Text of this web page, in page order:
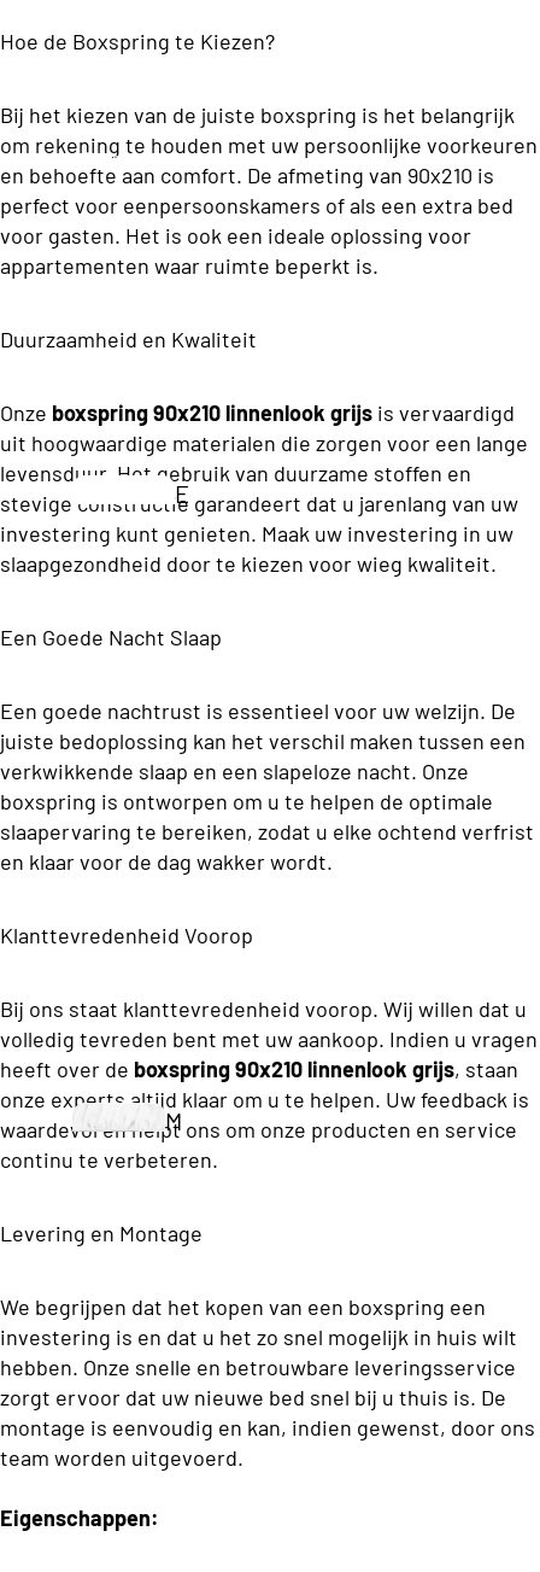
a
d
ii
C
o
ll
c
o
n
W
o
o
st
c
k
C
ol
le
io
P
i
e
r
e
a
r
d
i
e
b
e
d
d
e
tte
nb
od
e
ms
ons
Boxsprin
gs
Twijfel
aar
Boxsp
w
e
e
p
s
o
B
o
x
s
p
ri
s
oons
Budget
Boxsprin
gs
Tweepers
Premium
gs
Elektri
sche
Boxsp
erg
spri
ng
T
w
f
l
a
a
r
O
b
g
B
o
x
s
ri
g
T
w
e
p
r
s
o
o
n
Matrassen
E
e
n
e
s
o
o
s
a
a
s
Twijfe
laar
ersoo
ns
matra
s
trasse
Beddengoed
M
o
o
s
D
e
k
b
Hoe de Boxspring te Kiezen?
Bij het kiezen van de juiste boxspring is het belangrijk
om rekening te houden met uw persoonlijke voorkeuren
en behoefte aan comfort. De afmeting van 90x210 is
perfect voor eenpersoonskamers of als een extra bed
voor gasten. Het is ook een ideale oplossing voor
appartementen waar ruimte beperkt is.
Duurzaamheid en Kwaliteit
Onze boxspring 90x210 linnenlook grijs is vervaardigd
uit hoogwaardige materialen die zorgen voor een lange
levensduur. Het gebruik van duurzame stoffen en
stevige constructie garandeert dat u jarenlang van uw
investering kunt genieten. Maak uw investering in uw
slaapgezondheid door te kiezen voor wieg kwaliteit.
Een Goede Nacht Slaap
Een goede nachtrust is essentieel voor uw welzijn. De
juiste bedoplossing kan het verschil maken tussen een
verkwikkende slaap en een slapeloze nacht. Onze
boxspring is ontworpen om u te helpen de optimale
slaapervaring te bereiken, zodat u elke ochtend verfrist
en klaar voor de dag wakker wordt.
Klanttevredenheid Voorop
Bij ons staat klanttevredenheid voorop. Wij willen dat u
volledig tevreden bent met uw aankoop. Indien u vragen
heeft over de boxspring 90x210 linnenlook grijs, staan
onze experts altijd klaar om u te helpen. Uw feedback is
waardevol en helpt ons om onze producten en service
continu te verbeteren.
Levering en Montage
We begrijpen dat het kopen van een boxspring een
investering is en dat u het zo snel mogelijk in huis wilt
hebben. Onze snelle en betrouwbare leveringsservice
zorgt ervoor dat uw nieuwe bed snel bij u thuis is. De
montage is eenvoudig en kan, indien gewenst, door ons
team worden uitgevoerd.
Eigenschappen: